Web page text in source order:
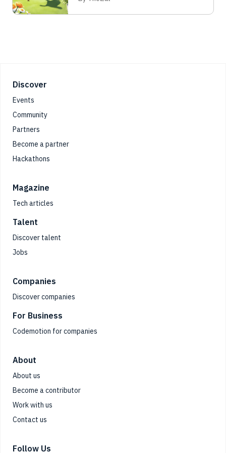
Footer
Discover
Events
Community
Partners
Become a partner
Hackathons
Magazine
Tech articles
Talent
Discover talent
Jobs
Companies
Discover companies
For Business
Codemotion for companies
About
About us
Become a contributor
Work with us
Contact us
Follow Us